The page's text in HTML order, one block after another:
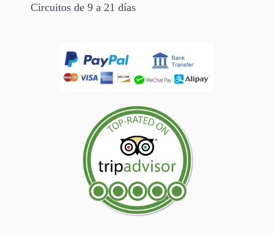
Circuitos de 9 a 21 días